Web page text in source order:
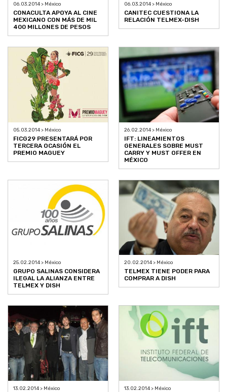
06.03.2014 > México
CONACULTA APOYA AL CINE
MEXICANO CON MÁS DE MIL
400 MILLONES DE PESOS
06.03.2014 > México
CANITEC CUESTIONA LA
RELACIÓN TELMEX-DISH
05.03.2014 > México
FICG29 PRESENTARÁ POR
TERCERA OCASIÓN EL
PREMIO MAGUEY
26.02.2014 > México
IFT: LINEAMIENTOS
GENERALES SOBRE MUST
CARRY Y MUST OFFER EN
MÉXICO
25.02.2014 > México
GRUPO SALINAS CONSIDERA
ILEGAL LA ALIANZA ENTRE
TELMEX Y DISH
20.02.2014 > México
TELMEX TIENE PODER PARA
COMPRAR A DISH
13.02.2014 > México 13.02.2014 > México